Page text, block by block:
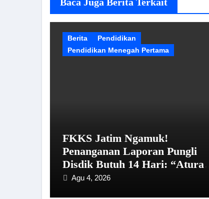
Berita
Pendidikan
Pendidikan Menegah Pertama
FKKS Jatim Ngamuk!
Penanganan Laporan Pungli
Disdik Butuh 14 Hari: “Aturan
dari Mana?”
Agu 4, 2026